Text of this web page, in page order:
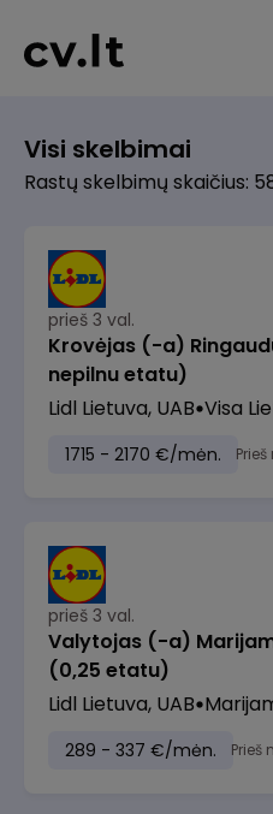
Visi skelbimai
Rastų skelbimų skaičius:
prieš 3 val.
Krovėjas (-a)
nepilnu etatu)
Lidl Lietuva, UAB Visa
1715 - 2170 €/mėn.
prieš 3 val.
Valytojas (-a)
(0,25 etatu)
Lidl Lietuva, UAB
289 - 337 €/mėn. Prieš